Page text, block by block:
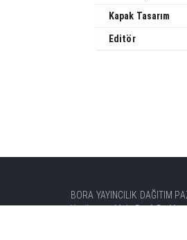
Kapak Tasarım
Editör
BORA YAYINCILIK DAĞITIM
Yenibosna Mah. Prof. Dr.